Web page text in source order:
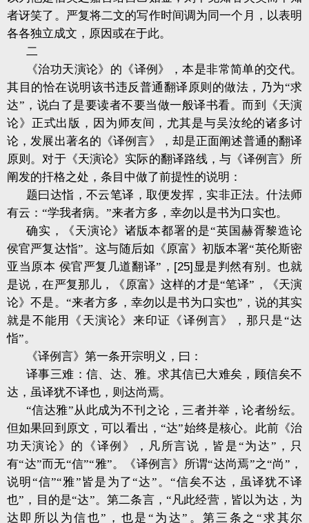
者讶笑了。严复将二文的写作时间调为同一个月，以表明
各各独立成文，原因或在于此。
二
《治功天演论》的《译例》，本是非常简单的交代。
其目的恰在说明该书违反普通翻译原则的做法，乃为“求
达”，说白了是要读者不要当做一般译书看。而到《天演
论》正式出版，因为师友间，尤其是与吴汝纶的诸多讨
论，发展出著名的《译例言》，却是正面阐述普通的翻译
原则。对于《天演论》实际的翻译路线，与《译例言》所
阐发的扞格之处，条目中做了前提性的说明：
题曰达恉，不云笔译，取便发挥，实非正法。什法师
有云：“学我者病。”来者方多，幸勿以是书为口实也。
确实，《天演论》诸版本都署的是“英国赫胥黎造论
侯官严复达恉”。这与随后如《原富》初版本署“英伦斯密
亚当原本 侯官严复几道翻译”， [25] 显是判然有别。也就
是说，在严复那儿，《原富》这样的才是“笔译”，《天演
论》不是。“来者方多，幸勿以是书为口实也”，说的其实
就是不能用《天演论》来印证《译例言》，那只是“达
恉”。
《译例言》第一条开宗明义，曰：
译事三难：信、达、雅。求其信已大难矣，顾信矣不
达，虽译犹不译也，则达尚焉。
“信达雅”从此成为不刊之论，三者并举，论者纷纭。
但如果回到原文，可以看出，“达”始终是核心。此前《治
功天演论》的《译例》，凡所言说，皆是“为达”，只
有“达”而无“信”“雅”。《译例言》所谓“达尚焉”之“尚”，
说明“信”“雅”皆是为了“达”。“信矣不达，虽译犹不译
也”，目的是“达”。第二条言，“凡此经营，皆以为达，为
达即所以为信也”，也是“为达”。第三条之“求其尔